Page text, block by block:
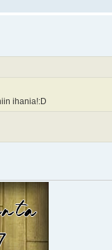
ihania!:D